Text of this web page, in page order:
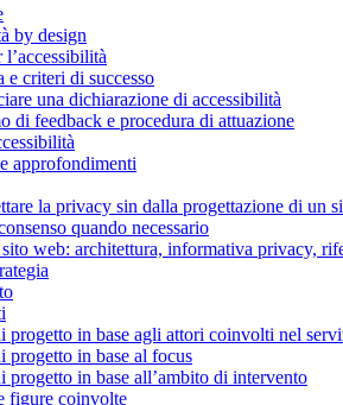
by design
e criteri di successo
una dichiarazione di accessibilità
di feedback e procedura di attuazione
approfondimenti
la privacy sin dalla progettazione di un
quando necessario
web: architettura, informativa privacy,
progetto in base agli attori coinvolti nel
progetto in base al focus
progetto in base all’ambito di intervento
figure coinvolte